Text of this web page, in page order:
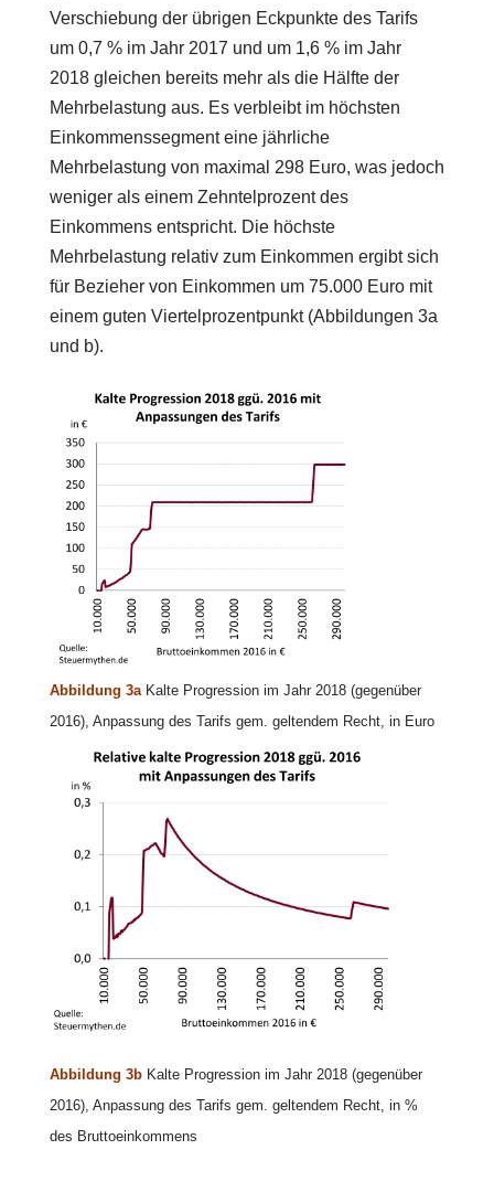
Verschiebung der übrigen Eckpunkte des Tarifs
um 0,7 % im Jahr 2017 und um 1,6 % im Jahr
2018 gleichen bereits mehr als die Hälfte der
Mehrbelastung aus. Es verbleibt im höchsten
Einkommenssegment eine jährliche
Mehrbelastung von maximal 298 Euro, was jedoch
weniger als einem Zehntelprozent des
Einkommens entspricht. Die höchste
Mehrbelastung relativ zum Einkommen ergibt sich
für Bezieher von Einkommen um 75.000 Euro mit
einem guten Viertelprozentpunkt (Abbildungen 3a
und b).
Abbildung 3a Kalte Progression im Jahr 2018 (gegenüber
2016), Anpassung des Tarifs gem. geltendem Recht, in Euro
Abbildung 3b Kalte Progression im Jahr 2018 (gegenüber
2016), Anpassung des Tarifs gem. geltendem Recht, in %
des Bruttoeinkommens